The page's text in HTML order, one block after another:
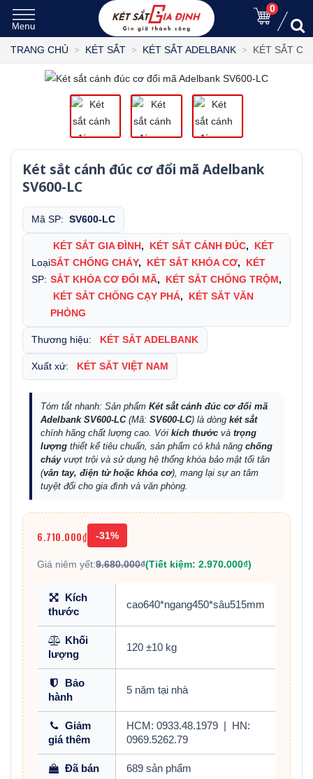
0
TRANG CHỦ KÉT SẮT KÉT SẮT ADELBANK KÉT SẮT
Két sắt cánh đúc cơ đổi mã Adelbank
SV600-LC
Mã SP: SV600-LC
Loại
SP:
KÉT SẮT GIA ĐÌNH , KÉT SẮT CÁNH ĐÚC,
KÉT
SẮT CHỐNG CHÁY, KÉT SẮT KHÓA CƠ,
KÉT
SẮT KHÓA CƠ ĐỔI MÃ, KÉT SẮT CHỐNG TRỘM ,
KÉT SẮT CHỐNG CẠY PHÁ,
KÉT SẮT VĂN
PHÒNG
Thương hiệu: KÉT SẮT ADELBANK
Xuất xứ: KÉT SẮT VIỆT NAM
Tóm tắt nhanh: Sản phẩm Két sắt cánh đúc cơ đổi mã
Adelbank SV600-LC(Mã: SV600-LC) là dòng két sắt
chính hãng chất lượng cao. Với kích thước và trọng
lượng thiết kế tiêu chuẩn, sản phẩm có khả năng chống
cháyvượt trội và sử dụng hệ thống khóa bảo mật tối tân
(vân tay, điện tử hoặc khóa cơ), mang lại sự an tâm
tuyệt đối cho gia đình và văn phòng.
6.710.000₫ -31%
Giá niêm yết:9.680.000₫(Tiết kiệm: 2.970.000₫)
Kích
thước
cao640*ngang450*sâu515mm
Khối
lượng
120 ±10 kg
Bảo
hành
5 năm tại nhà
Giảm
giá thêm
HCM: 0933.48.1979
HN:
0969.5262.79
Đã bán 689 sản phẩm